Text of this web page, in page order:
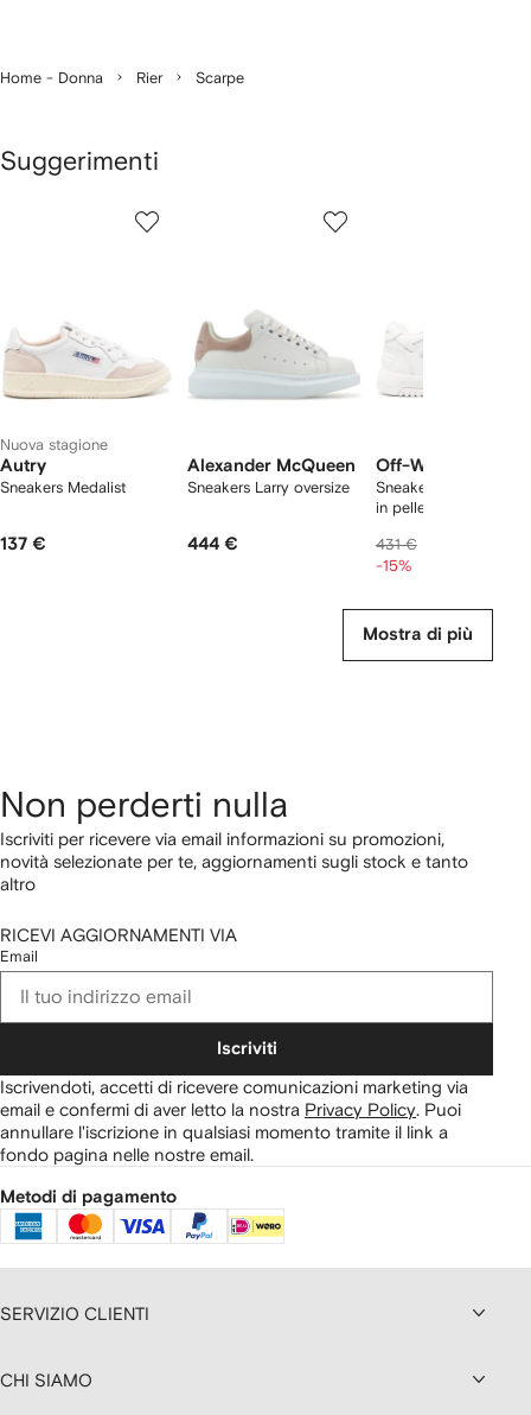
Home - Donna Rier Scarpe
Suggerimenti
Nuova stagione
Autry
Sneakers Medalist
137 €
Alexander McQueen
Sneakers Larry oversize
444 €
Off-White
Sneakers Out of
in pelle
431 €
-15%
Mostra di più
Non perderti nulla
Iscriviti per ricevere via email informazioni su promozioni,
novità selezionate per te, aggiornamenti sugli stock e tanto
altro
RICEVI AGGIORNAMENTI VIA
Email
Iscriviti
Iscrivendoti, accetti di ricevere comunicazioni marketing via
email e confermi di aver letto la nostra Privacy Policy Puoi
annullare l'iscrizione in qualsiasi momento tramite il link a
fondo pagina nelle nostre email.
Metodi di pagamento
SERVIZIO CLIENTI
CHI SIAMO